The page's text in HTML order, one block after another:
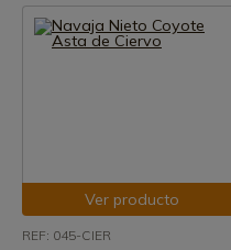
Ver producto
REF: 045-CIER